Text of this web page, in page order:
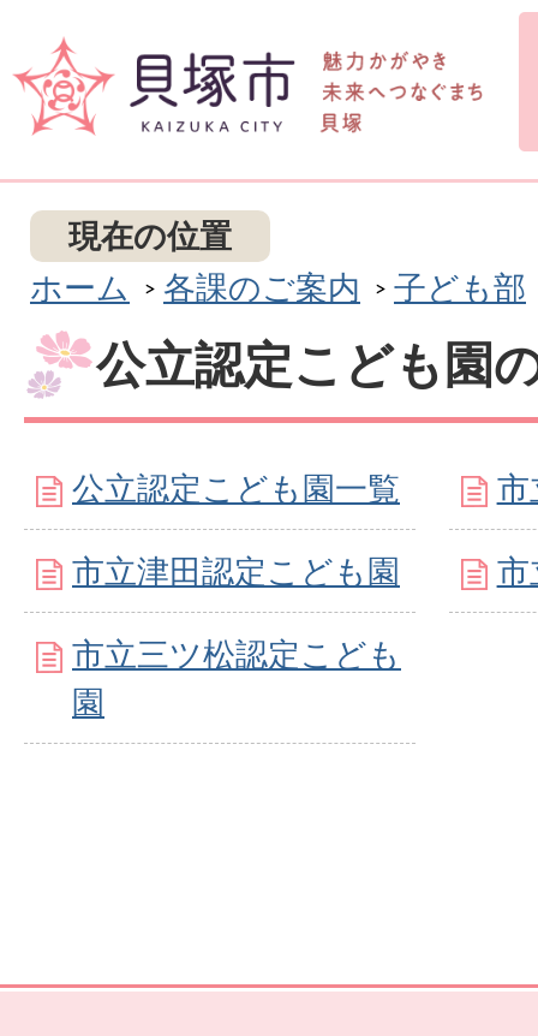
現在の位置
ホーム
各課のご案内 子ども部
公立認定こども園
公立認定こども園一覧 市
市立津田認定こども園 市
市立三ツ松認定こども
園